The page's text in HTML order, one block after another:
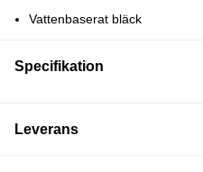
Vattenbaserat bläck
Specifikation
Leverans